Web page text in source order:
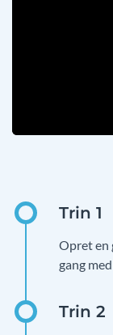
Opret en
gang